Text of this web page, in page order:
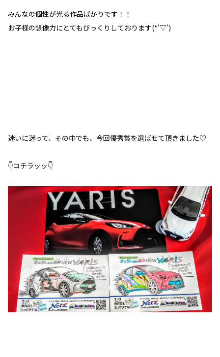
みんなの個性が光る作品ばかりです！！
お子様の想像力にとてもびっくりしております(*'▽')
迷いに迷って、その中でも、今回優秀賞を選ばせて頂きました♡
👇コチラッッ👇